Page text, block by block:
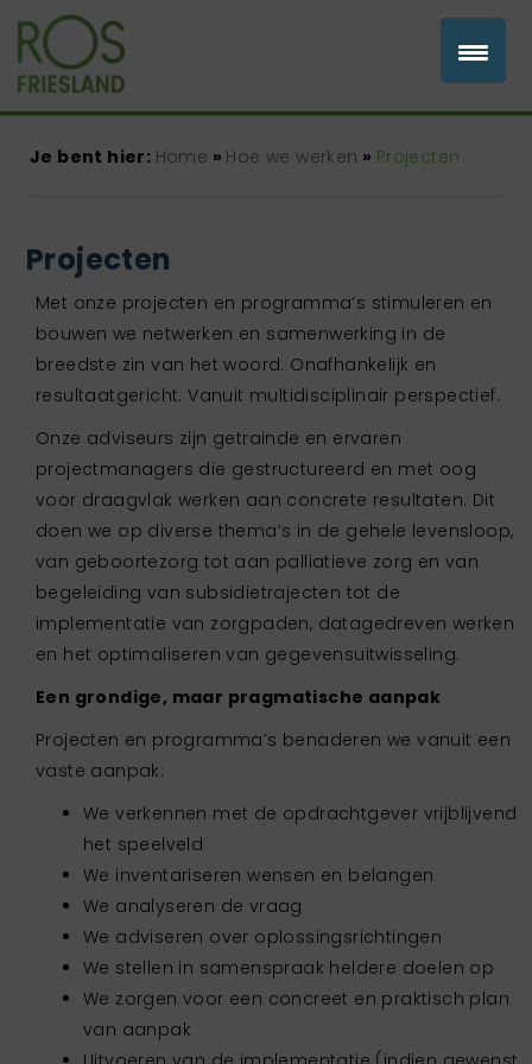
Je bent hier: Home » Hoe we werken » Projecten
Projecten
Met onze projecten en programma’s stimuleren en
bouwen we netwerken en samenwerking in de
breedste zin van het woord. Onafhankelijk en
resultaatgericht. Vanuit multidisciplinair perspectief.
Onze adviseurs zijn getrainde en ervaren
projectmanagers die gestructureerd en met oog
voor draagvlak werken aan concrete resultaten. Dit
doen we op diverse thema’s in de gehele levensloop,
van geboortezorg tot aan palliatieve zorg en van
begeleiding van subsidietrajecten tot de
implementatie van zorgpaden, datagedreven werken
en het optimaliseren van gegevensuitwisseling.
Een grondige, maar pragmatische aanpak
Projecten en programma’s benaderen we vanuit een
vaste aanpak:
We verkennen met de opdrachtgever vrijblijvend
het speelveld
We inventariseren wensen en belangen
We analyseren de vraag
We adviseren over oplossingsrichtingen
We stellen in samenspraak heldere doelen op
We zorgen voor een concreet en praktisch plan
van aanpak